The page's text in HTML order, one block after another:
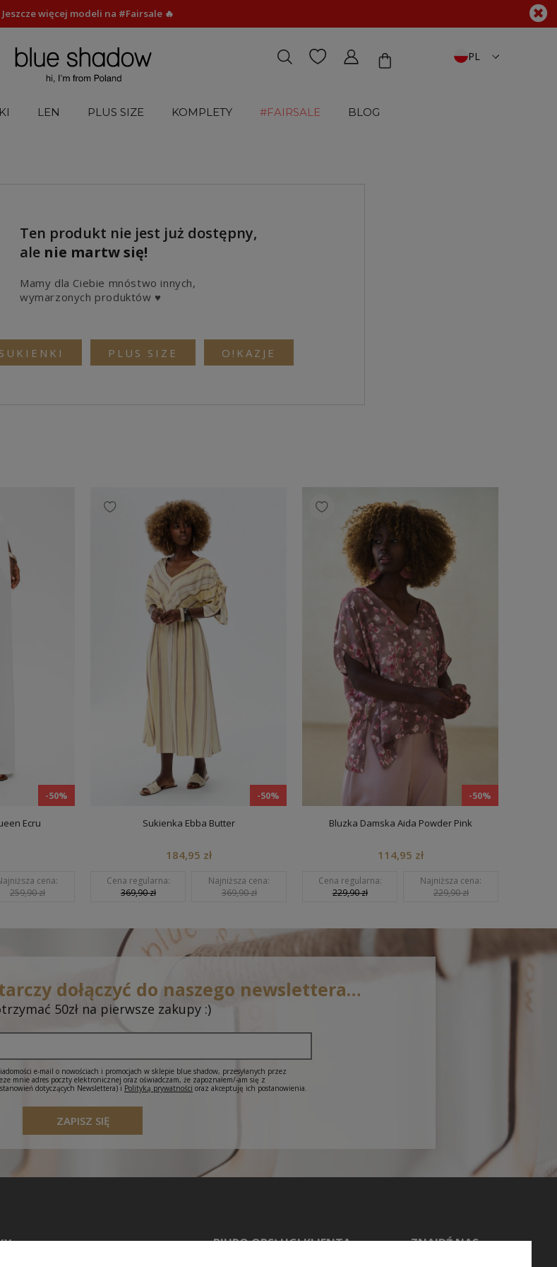
Jeszcze więcej modeli na #Fairsale 🔥
PL
LEN PLUS SIZE KOMPLETY #FAIRSALE BLOG
Ten produkt nie jest już dostępny,
ale nie martw się!
Mamy dla Ciebie mnóstwo innych,
wymarzonych produktów ♥
SUKIENKI PLUS SIZE O!KAZJE
cena:
zł
Sukienka Ebba Butter
184,95 zł
Cena regularna:
369,90 zł
Najniższa cena:
369,90 zł
Bluzka Damska Aida Powder Pink
114,95 zł
Cena regularna:
229,90 zł
Najniższa cena:
229,90 zł
dołączyć do naszego newslettera…
50zł na pierwsze zakupy :)
e-mail o nowościach i promocjach w sklepie blue shadow, przesyłanych przez
mnie adres poczty elektronicznej oraz oświadczam, że zapoznałem/-am się z
dotyczących Newslettera) i Polityką prywatności oraz akceptuję ich postanowienia.
ZAPISZ SIĘ
BIURO OBSŁUGI KLIENTA ZNAJDŹ NAS